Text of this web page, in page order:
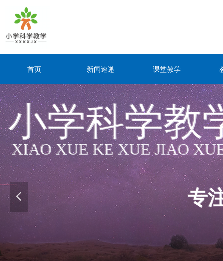
小学科学教
XIAO XUE KE XUE JIAO
专
专
小学科学教
XIAO XUE KE XUE JIAO
넳
首页 新闻速递 课堂教学